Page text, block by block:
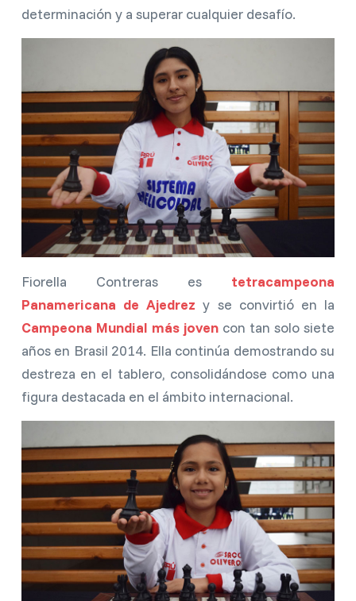
determinación y a superar cualquier desafío.
Fiorella Contreras es tetracampeona
Panamericana de Ajedrez y se convirtió en la
Campeona Mundial más joven con tan solo siete
años en Brasil 2014. Ella continúa demostrando su
destreza en el tablero, consolidándose como una
figura destacada en el ámbito internacional.